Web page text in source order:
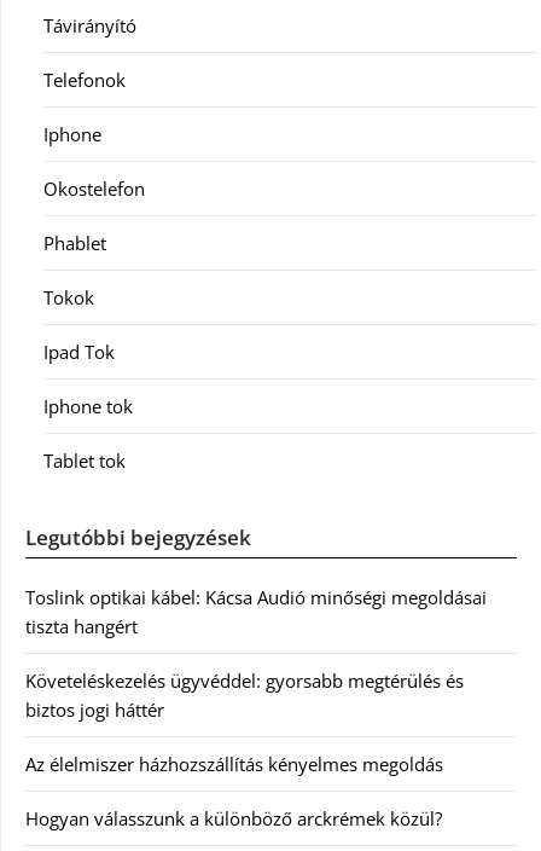
Távirányító
Telefonok
Iphone
Okostelefon
Phablet
Tokok
Ipad Tok
Iphone tok
Tablet tok
Legutóbbi bejegyzések
Toslink optikai kábel: Kácsa Audió minőségi megoldásai
tiszta hangért
Követeléskezelés ügyvéddel: gyorsabb megtérülés és
biztos jogi háttér
Az élelmiszer házhozszállítás kényelmes megoldás
Hogyan válasszunk a különböző arckrémek közül?